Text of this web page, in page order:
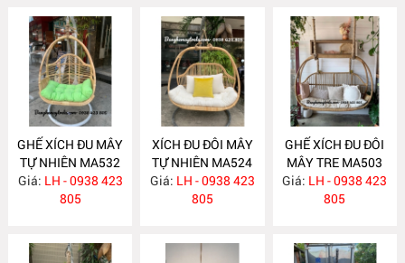
GHẾ XÍCH ĐU MÂY
TỰ NHIÊN MA532
Giá: LH - 0938 423
805
XÍCH ĐU ĐÔI MÂY
TỰ NHIÊN MA524
Giá: LH - 0938 423
805
GHẾ XÍCH ĐU ĐÔI
MÂY TRE MA503
Giá: LH - 0938 423
805